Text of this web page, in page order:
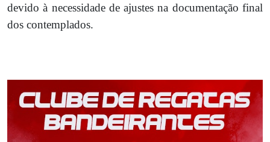
devido à necessidade de ajustes na documentação final
dos contemplados.